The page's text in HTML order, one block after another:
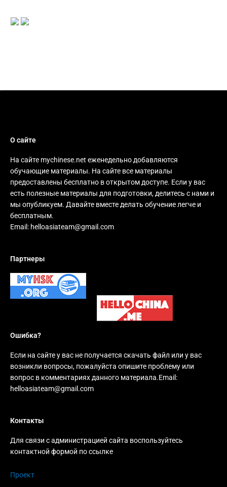
О сайте
На сайте mychinese.net еженедельно добавляются
обучающие материалы. На сайте все материалы
предоставлены бесплатно в открытом доступе. Если у вас
есть полезные материалы для подготовки, делитесь с нами и
мы опубликуем. Давайте вместе делать обучение легче и
бесплатным.
Email: helloasiateam@gmail.com
Партнеры
Ошибка?
Если на сайте у вас не получается скачать файл или у вас
возникли вопросы, пожалуйста опишите проблему или
вопрос в комментариях данного материала.Email:
helloasiateam@gmail.com
Контакты
Для связи с администрацией сайта воспользуйтесь
контактной формой по ссылке
Проект